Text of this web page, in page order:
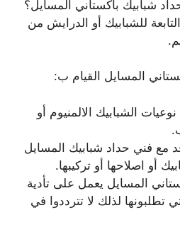
شبابيك باكستاني المسايل؟
للشبابيك أو الدرايش من
المسايل القيام ب:
الشبابيك الالمنيوم أو
مع فني حداد شبابيك المسايل
أو اصلاحها أو تركيبها.
المسايل يعمل على تأدية
تطلبونها لذلك لا تترددوا في